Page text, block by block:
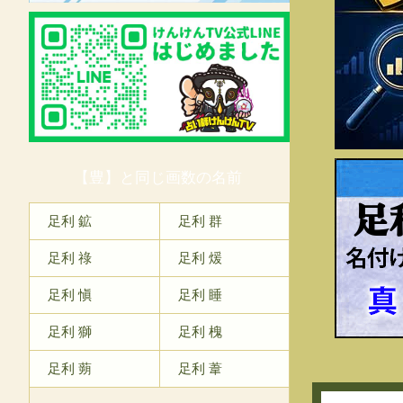
【豊】と同じ画数の名前
足利 鉱 足利 群
足利 祿 足利 煖
足利 愼 足利 睡
足利 獅 足利 槐
足利 蒴 足利 葦
足